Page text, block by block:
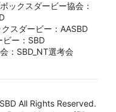
ックスダービー協会：
スダービー：AASBD
ビー：SBD
：SBD_NT選考会
All Rights Reserved.